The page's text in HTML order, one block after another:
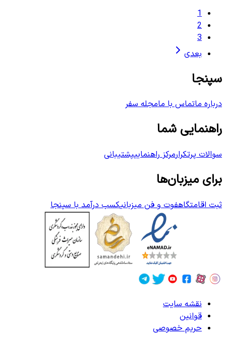
1
2
3
بعدی
سپنجا
درباره ماتماس با مامجله سفر
راهنمایی شما
سوالات پرتکرارمرکز راهنماییپشتیبانی
برای میزبان‌ها
ثبت اقامتگاهفوت و فن میزبانیکسب درآمد با سپنجا
نقشه سایت
قوانین
حریم خصوصی